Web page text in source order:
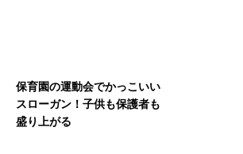
保育園の運動会でかっこいい
スローガン！子供も保護者も
盛り上がる